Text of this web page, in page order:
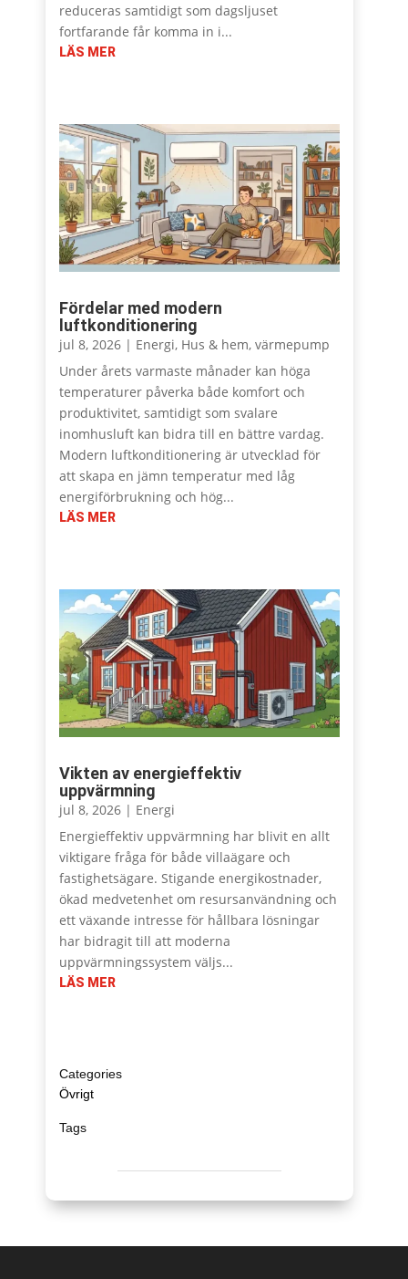
reduceras samtidigt som dagsljuset
fortfarande får komma in i...
LÄS MER
Fördelar med modern
luftkonditionering
jul 8, 2026| Energi, Hus & hem, värmepump
Under årets varmaste månader kan höga
temperaturer påverka både komfort och
produktivitet, samtidigt som svalare
inomhusluft kan bidra till en bättre vardag.
Modern luftkonditionering är utvecklad för
att skapa en jämn temperatur med låg
energiförbrukning och hög...
LÄS MER
Vikten av energieffektiv
uppvärmning
jul 8, 2026| Energi
Energieffektiv uppvärmning har blivit en allt
viktigare fråga för både villaägare och
fastighetsägare. Stigande energikostnader,
ökad medvetenhet om resursanvändning och
ett växande intresse för hållbara lösningar
har bidragit till att moderna
uppvärmningssystem väljs...
LÄS MER
Övrigt